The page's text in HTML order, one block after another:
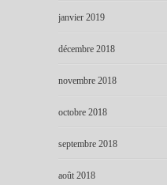
janvier 2019
décembre 2018
novembre 2018
octobre 2018
septembre 2018
août 2018